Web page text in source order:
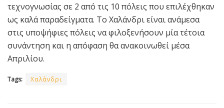
τεχνογνωσίας σε 2 από τις 10 πόλεις που επιλέχθηκαν
ως καλά παραδείγματα. Το Χαλάνδρι είναι ανάμεσα
στις υποψήφιες πόλεις να φιλοξενήσουν μία τέτοια
συνάντηση και η απόφαση θα ανακοινωθεί μέσα
Απριλίου.
Tags: Χαλάνδρι